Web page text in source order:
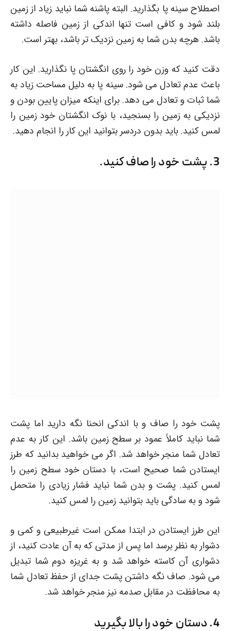
اصطلاح سینه پا بگذارید. البته پاشنه شما نباید زیاد از زمین
بلند شود و کافی است تنها اندکی از زمین فاصله داشته
باشد. هرچه بدن شما به زمین نزدیک تر باشد، بهتر است.
دقت کنید که وزن خود را روی انگشتان پا نگذارید. این کار
باعث عدم تعادل می شود. سینه پا به دلیل مساحت زیاد به
شما ثبات و تعادل می دهد. برای اینکه میزان پایین بودن و
نزدیکی به زمین را بسنجید، با نوک انگشتان خود زمین را
لمس کنید. باید بدون دردسر بتوانید این کار را انجام دهید.
3. پشت خود را صاف کنید.
پشت خود را صاف و با اندکی انحنا نگه دارید اما پشت
شما نباید کاملاً عمود بر سطح زمین باشد. این کار به عدم
تعادل شما منجر خواهد شد. اگر می خواهید بدانید که طرز
ایستادن شما صحیح است، با دستان خود سطح زمین را
لمس کنید. پشت و بدن شما نباید فشار زیادی را متحمل
شود و به سادگی باید بتوانید زمین را لمس کنید.
این طرز ایستادن در ابتدا ممکن است غیرطبیعی و کمی و
دشوار به نظر برسد اما پس از مدتی که به آن عادت کنید، از
دشواری آن کاسته خواهد شد و به غریزه دوم شما تبدیل
می شود. صاف نگه داشتن پشت جدای از حفظ تعادل شما
به محافظت در مقابل صدمه نیز منجر خواهد شد.
4. دستان خود را بالا بگیرید